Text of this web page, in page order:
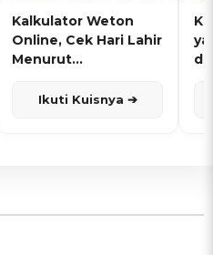
Kalkulator Weton
Online, Cek Hari Lahir
Menurut
Ikuti Kuisnya ➔